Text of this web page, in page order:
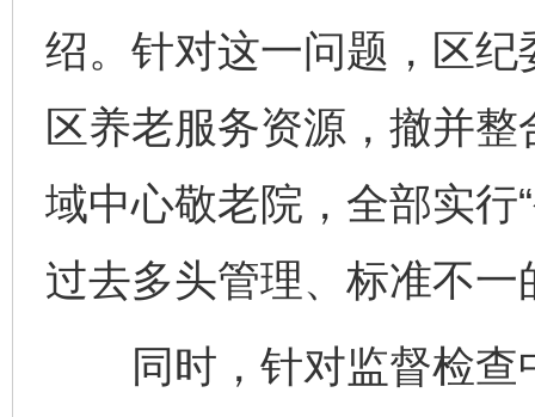
绍。针对这一问题，区
区养老服务资源，撤并
域中心敬老院，全部实行
过去多头管理、标准不一
同时，针对监督检查